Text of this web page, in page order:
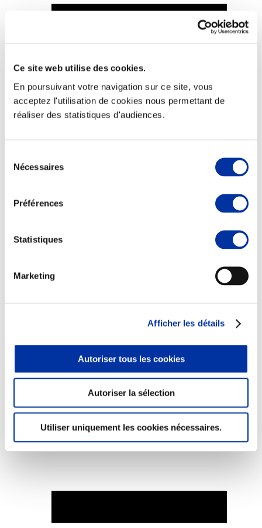
Ce site web utilise des cookies.
En poursuivant votre navigation sur ce site, vous
acceptez l'utilisation de cookies nous permettant de
réaliser des statistiques d'audiences.
Nécessaires
Préférences
Statistiques
Marketing
Afficher les détails
Autoriser tous les cookies
Autoriser la sélection
Utiliser uniquement les cookies nécessaires.
Viande et climat
Valorisation de l’herbe
Autonomie des élevages
Qualité air, eau, sols
Economie de ressources
Abattoir
Partenaire Climat